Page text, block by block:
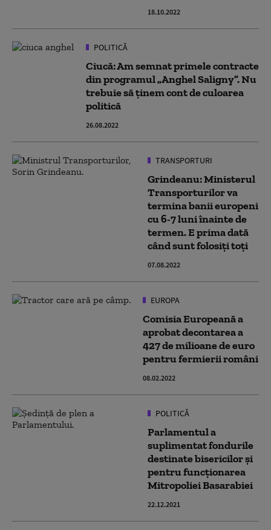
18.10.2022
POLITICĂ
Ciucă: Am semnat primele contracte
din programul „Anghel Saligny”. Nu
trebuie să ținem cont de culoarea
politică
26.08.2022
TRANSPORTURI
Grindeanu: Ministerul
Transporturilor va
termina banii europeni
cu 6-7 luni înainte de
termen. E prima dată
când sunt folosiți toți
07.08.2022
EUROPA
Comisia Europeană a
aprobat decontarea a
427 de milioane de euro
pentru fermierii români
08.02.2022
POLITICĂ
Parlamentul a
suplimentat fondurile
destinate bisericilor și
pentru funcționarea
Mitropoliei Basarabiei
22.12.2021